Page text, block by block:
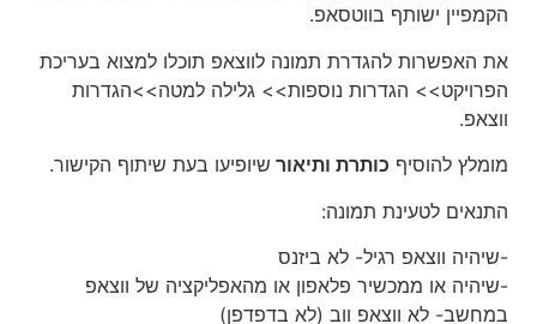
הקמפיין ישותף בווטסאפ.
את האפשרות להגדרת תמונה לווצאפ תוכלו למצוא בעריכת
הפרויקט>> הגדרות נוספות>> גלילה למטה>>הגדרות
ווצאפ.
מומלץ להוסיף כותרת ותיאור שיופיעו בעת שיתוף הקישור.
התנאים לטעינת תמונה:
-שיהיה ווצאפ רגיל- לא ביזנס
-שיהיה או ממכשיר פלאפון או מהאפליקציה של ווצאפ
במחשב- לא ווצאפ ווב (לא בדפדפן)